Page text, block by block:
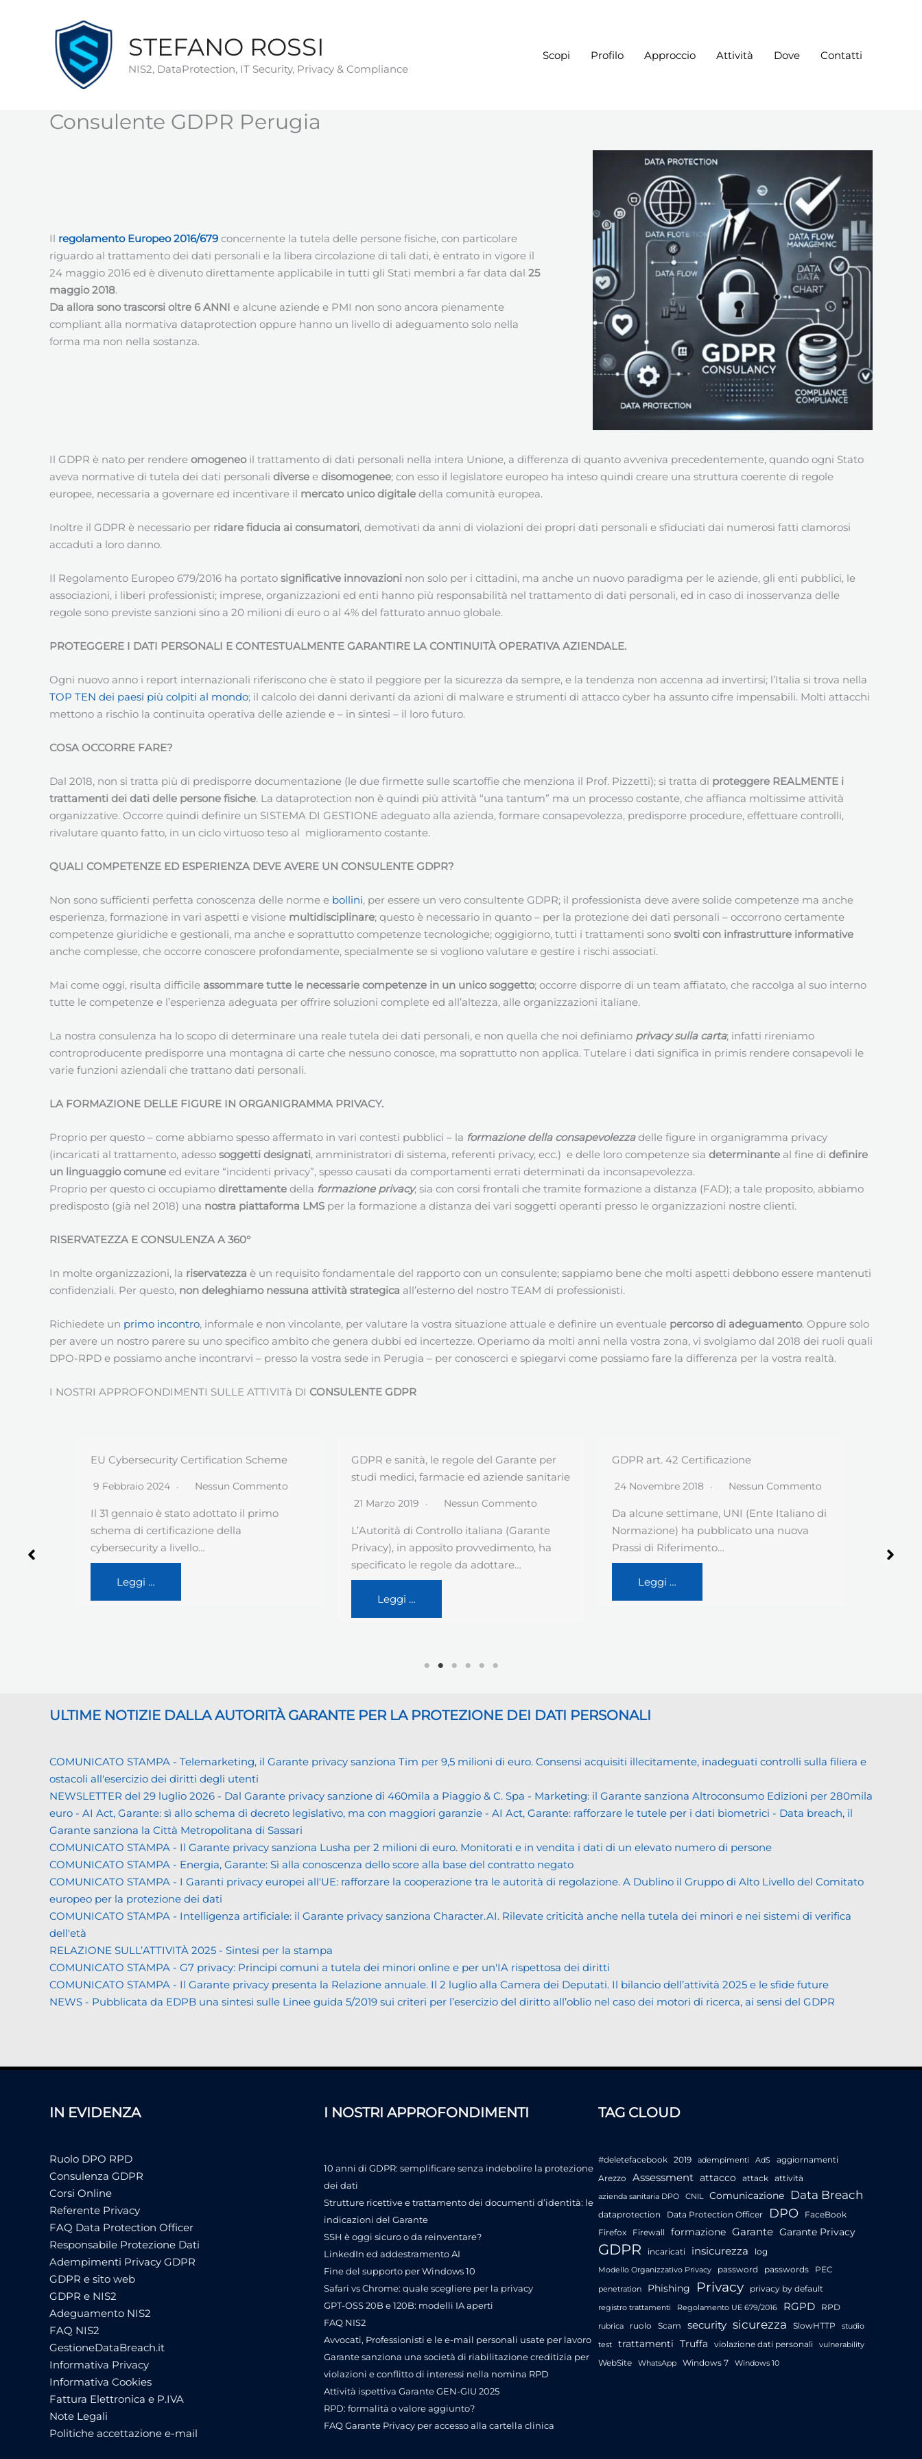
STEFANO ROSSI
NIS2, DataProtection, IT Security, Privacy & Compliance
Scopi Profilo Approccio Attività Dove Contatti
Consulente GDPR Perugia
Il regolamento Europeo2016/679 concernente la tutela delle persone fisiche, con particolare
riguardo al trattamento dei dati personali e la libera circolazione di tali dati, è entrato in vigore il
24 maggio 2016 ed è divenuto direttamente applicabile in tutti gli Stati membri a far data dal 25
maggio 2018.
Da allora sono trascorsi oltre 6 ANNI e alcune aziende e PMI non sono ancora pienamente
compliant alla normativa dataprotection oppure hanno un livello di adeguamento solo nella
forma ma non nella sostanza.
Il GDPR è nato per rendere omogeneoil trattamento di dati personali nella intera Unione, a differenza di quanto avveniva precedentemente, quando ogni Stato
aveva normative di tutela dei dati personali diverse e disomogenee; con esso il legislatore europeo ha inteso quindi creare una struttura coerente di regole
europee, necessaria a governare ed incentivare il mercato unico digitale della comunità europea.
Inoltre il GDPR è necessario per ridare fiducia ai consumatori, demotivati da anni di violazioni dei propri dati personali e sfiduciati dai numerosi fatti clamorosi
accaduti a loro danno.
Il Regolamento Europeo 679/2016 ha portato significative innovazioni non solo per i cittadini, ma anche un nuovo paradigma per le aziende, gli enti pubblici, le
associazioni, i liberi professionisti; imprese, organizzazioni ed enti hanno più responsabilità nel trattamento di dati personali, ed in caso di inosservanza delle
regole sono previste sanzioni sino a 20 milioni di euro o al 4% del fatturato annuo globale.
PROTEGGERE I DATI PERSONALI E CONTESTUALMENTE GARANTIRE LA CONTINUITÀ OPERATIVA AZIENDALE.
Ogni nuovo anno i report internazionali riferiscono che è stato il peggiore per la sicurezza da sempre, e la tendenza non accenna ad invertirsi; l’Italia si trova nella
TOP TEN dei paesi più colpiti al mondo; il calcolo dei danni derivanti da azioni di malware e strumenti di attacco cyber ha assunto cifre impensabili. Molti attacchi
mettono a rischio la continuita operativa delle aziende e – in sintesi – il loro futuro.
COSA OCCORRE FARE?
Dal 2018, non si tratta più di predisporre documentazione (le due firmette sulle scartoffie che menziona il Prof. Pizzetti); si tratta di proteggere REALMENTE i
trattamenti dei dati delle persone fisiche. La dataprotection non è quindi più attività “una tantum” ma un processo costante, che affianca moltissime attività
organizzative. Occorre quindi definire un SISTEMA DI GESTIONE adeguato alla azienda, formare consapevolezza, predisporre procedure, effettuare controlli,
rivalutare quanto fatto, in un ciclo virtuoso teso al miglioramento costante.
QUALI COMPETENZE ED ESPERIENZA DEVE AVERE UN CONSULENTE GDPR?
Non sono sufficienti perfetta conoscenza delle norme e bollini, per essere un vero consultente GDPR; il professionista deve avere solide competenze ma anche
esperienza, formazione in vari aspetti e visione multidisciplinare; questo è necessario in quanto – per la protezione dei dati personali – occorrono certamente
competenze giuridiche e gestionali, ma anche e soprattutto competenze tecnologiche; oggigiorno, tutti i trattamenti sono svolti con infrastrutture informative
anche complesse, che occorre conoscere profondamente, specialmente se si vogliono valutare e gestire i rischi associati.
Mai come oggi, risulta difficile assommare tutte le necessarie competenze in un unico soggetto; occorre disporre di un team affiatato, che raccolga al suo interno
tutte le competenze e l’esperienza adeguata per offrire soluzioni complete ed all’altezza, alle organizzazioni italiane.
La nostra consulenza ha lo scopo di determinare una reale tutela dei dati personali, e non quella che noi definiamo privacy sulla carta; infatti rireniamo
controproducente predisporre una montagna di carte che nessuno conosce, ma soprattutto non applica. Tutelare i dati significa in primis rendere consapevoli le
varie funzioni aziendali che trattano dati personali.
LA FORMAZIONE DELLE FIGURE IN ORGANIGRAMMA PRIVACY.
Proprio per questo – come abbiamo spesso affermato in vari contesti pubblici – la formazione della consapevolezzadelle figure in organigramma privacy
(incaricati al trattamento, adesso soggetti designati, amministratori di sistema, referenti privacy, ecc.) e delle loro competenze sia determinante al fine di definire
un linguaggio comune ed evitare “incidenti privacy”, spesso causati da comportamenti errati determinati da inconsapevolezza.
Proprio per questo ci occupiamo direttamente della formazione privacy, sia con corsi frontali che tramite formazione a distanza (FAD); a tale proposito, abbiamo
predisposto (già nel 2018) una nostra piattaforma LMS per la formazione a distanza dei vari soggetti operanti presso le organizzazioni nostre clienti.
RISERVATEZZA E CONSULENZA A 360°
In molte organizzazioni, la riservatezza è un requisito fondamentale del rapporto con un consulente; sappiamo bene che molti aspetti debbono essere mantenuti
confidenziali. Per questo, non deleghiamo nessuna attività strategica all’esterno del nostro TEAM di professionisti.
Richiedete un primo incontro, informale e non vincolante, per valutare la vostra situazione attuale e definire un eventuale percorso di adeguamento. Oppure solo
per avere un nostro parere su uno specifico ambito che genera dubbi ed incertezze. Operiamo da molti anni nella vostra zona, vi svolgiamo dal 2018 dei ruoli quali
DPO-RPD e possiamo anche incontrarvi – presso la vostra sede in Perugia – per conoscerci e spiegarvi come possiamo fare la differenza per la vostra realtà.
I NOSTRI APPROFONDIMENTI SULLE ATTIVITà DI CONSULENTE GDPR
GDPR e sanità, le regole del Garante per
L’Autorità di Controllo italiana (Garante
Privacy), in apposito provvedimento, ha
specificato le regole da adottare…
Leggi …
GDPR art. 42 Certificazione
24 Novembre 2018
Normazione) ha pubblicato una nuova
Prassi di Riferimento…
Leggi …
Svizzera e GDPR
24 Aprile 2018 Nessun Commento
Quando mancano esattamente 30 giorni
all’applicazione del GDPR, la tensione stà
aumentando. Mi scrive un…
Leggi …
ULTIME NOTIZIE DALLA AUTORITÀ GARANTE PER LA PROTEZIONE DEI DATI PERSONALI
COMUNICATO STAMPA - Telemarketing, il Garante privacy sanziona Tim per 9,5 milioni di euro. Consensi acquisiti illecitamente, inadeguati controlli sulla filiera e
ostacoli all'esercizio dei diritti degli utenti
NEWSLETTER del 29 luglio 2026 - Dal Garante privacy sanzione di 460mila a Piaggio & C. Spa - Marketing: il Garante sanziona Altroconsumo Edizioni per 280mila
euro - AI Act, Garante: sì allo schema di decreto legislativo, ma con maggiori garanzie - AI Act, Garante: rafforzare le tutele per i dati biometrici - Data breach, il
Garante sanziona la Città Metropolitana di Sassari
COMUNICATO STAMPA - Il Garante privacy sanziona Lusha per 2 milioni di euro. Monitorati e in vendita i dati di un elevato numero di persone
COMUNICATO STAMPA - Energia, Garante: Sì alla conoscenza dello score alla base del contratto negato
COMUNICATO STAMPA - I Garanti privacy europei all'UE: rafforzare la cooperazione tra le autorità di regolazione. A Dublino il Gruppo di Alto Livello del Comitato
europeo per la protezione dei dati
COMUNICATO STAMPA - Intelligenza artificiale: il Garante privacy sanziona Character.AI. Rilevate criticità anche nella tutela dei minori e nei sistemi di verifica
dell'età
RELAZIONE SULL’ATTIVITÀ 2025 - Sintesi per la stampa
COMUNICATO STAMPA - G7 privacy: Principi comuni a tutela dei minori online e per un'IA rispettosa dei diritti
COMUNICATO STAMPA - Il Garante privacy presenta la Relazione annuale. Il 2 luglio alla Camera dei Deputati. Il bilancio dell’attività 2025 e le sfide future
NEWS - Pubblicata da EDPB una sintesi sulle Linee guida 5/2019 sui criteri per l’esercizio del diritto all’oblio nel caso dei motori di ricerca, ai sensi del GDPR
IN EVIDENZA
Ruolo DPO RPD
Consulenza GDPR
Corsi Online
Referente Privacy
FAQ Data Protection Officer
Responsabile Protezione Dati
Adempimenti Privacy GDPR
GDPR e sito web
GDPR e NIS2
Adeguamento NIS2
FAQ NIS2
GestioneDataBreach.it
Informativa Privacy
Informativa Cookies
Fattura Elettronica e P.IVA
Note Legali
Politiche accettazione e-mail
I NOSTRI APPROFONDIMENTI
10 anni di GDPR: semplificare senza indebolire la protezione
dei dati
Strutture ricettive e trattamento dei documenti d’identità: le
indicazioni del Garante
SSH è oggi sicuro o da reinventare?
LinkedIn ed addestramento AI
Fine del supporto per Windows 10
Safari vs Chrome: quale scegliere per la privacy
GPT-OSS 20B e 120B: modelli IA aperti
FAQ NIS2
Avvocati, Professionisti e le e-mail personali usate per lavoro
Garante sanziona una società di riabilitazione creditizia per
violazioni e conflitto di interessi nella nomina RPD
Attività ispettiva Garante GEN-GIU 2025
RPD: formalità o valore aggiunto?
FAQ Garante Privacy per accesso alla cartella clinica
TAG CLOUD
#deletefacebook 2019 adempimenti AdS
aggiornamenti
Arezzo
Assessment attacco attack attività
azienda sanitaria DPO CNIL Comunicazione Data Breach
dataprotection Data Protection Officer DPO
FaceBook
Firefox
Firewall formazione Garante Garante Privacy
GDPR incaricati insicurezza log
Modello Organizzativo Privacy password passwords PEC
penetration Phishing Privacy privacy by default
registro trattamenti Regolamento UE 679/2016 RGPD RPD
rubrica ruolo Scam security sicurezza SlowHTTP studio
test trattamenti Truffa violazione dati personali vulnerability
WebSite WhatsApp Windows 7 Windows 10